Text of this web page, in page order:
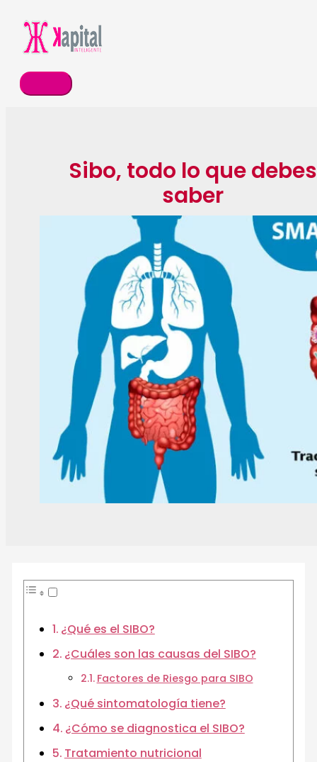
principal
Sibo, todo lo que debes
saber
¿Qué es el SIBO?
¿Cuáles son las causas del SIBO?
Factores de Riesgo para SIBO
¿Qué sintomatología tiene?
¿Cómo se diagnostica el SIBO?
Tratamiento nutricional